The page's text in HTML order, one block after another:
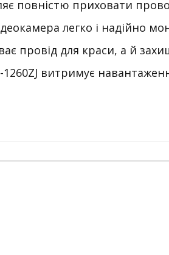
повністю приховати
легко і надійно
провід для краси, а й
витримує